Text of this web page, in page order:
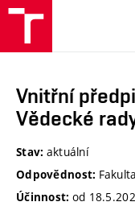
Vnitřní
Vědecké
Stav: aktuální
Odpovědnost:
Účinnost: od